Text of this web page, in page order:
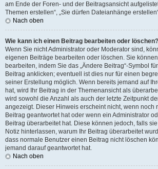
am Ende der Foren- und der Beitragsansicht
Themen erstellen“, „Sie dürfen Dateianhänge
Nach oben
Wie kann ich einen Beitrag bearbeiten oder löschen?
Wenn Sie nicht Administrator oder Moderator sind,
eigenen Beiträge bearbeiten oder löschen. Sie
bearbeiten, indem Sie das „Ändere Beitrag“-Symbol
Beitrag anklicken; eventuell ist dies nur für einen
seiner Erstellung möglich. Wenn bereits jemand auf
hat, wird Ihr Beitrag in der Themenansicht als
wird sowohl die Anzahl als auch der letzte Zeitpunkt
angezeigt. Dieser Hinweis erscheint nicht, wenn noch
Beitrag geantwortet hat oder wenn ein Administrator
Beitrag überarbeitet hat. Diese können jedoch, falls
Notiz hinterlassen, warum Ihr Beitrag überarbeitet
dass normale Benutzer einen Beitrag nicht löschen
jemand darauf geantwortet hat.
Nach oben